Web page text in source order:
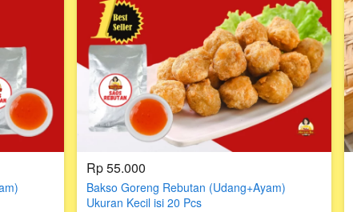
Rp 55.000
Bakso Goreng Rebutan (Udang+Ayam)
Ukuran Kecil isi 20 Pcs